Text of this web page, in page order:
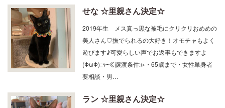
せな ☆里親さん決定☆
2019年生 メス真っ黒な被毛にクリクリおめめの
美人さん♡撫でられるの大好き！オモチャもよく
遊びます♪可愛らしい声でお返事もできますよ
(ΦωΦ)ﾆｬｰ≪譲渡条件≫・65歳まで・女性単身者
要相談・男…
ラン ☆里親さん決定☆